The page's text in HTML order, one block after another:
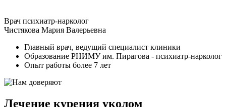
Врач психиатр-нарколог
Чистякова Мария Валерьевна
Главный врач, ведущий специалист клиники
Образование РНИМУ им. Пирагова - психиатр-нарколог
Опыт работы более 7 лет
Лечение курения уколом